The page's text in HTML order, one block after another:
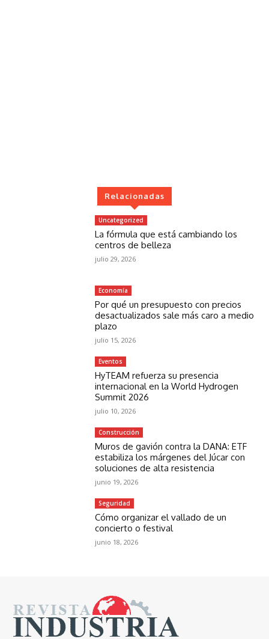
Relacionadas
Uncategorized
La fórmula que está cambiando los
centros de belleza
julio 29, 2026
Economía
Por qué un presupuesto con precios
desactualizados sale más caro a medio
plazo
julio 15, 2026
Eventos
HyTEAM refuerza su presencia
internacional en la World Hydrogen
Summit 2026
julio 10, 2026
Construcción
Muros de gavión contra la DANA: ETF
estabiliza los márgenes del Júcar con
soluciones de alta resistencia
junio 19, 2026
Seguridad
Cómo organizar el vallado de un
concierto o festival
junio 18, 2026